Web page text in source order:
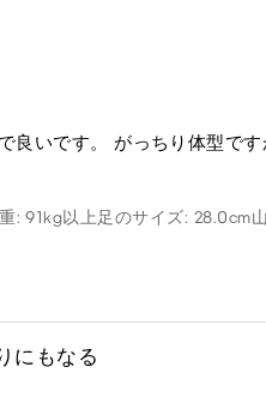
良いです。 がっちり体型で
: 91kg以上足のサイズ: 28.0cm
にもなる